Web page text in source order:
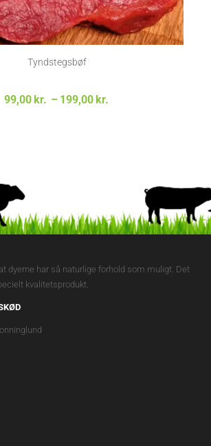
Tyndstegsbøf
99,00kr. – 199,00kr.
dyerne har så naturlige forhold som muligt. Det
kvalitetsprodukt.